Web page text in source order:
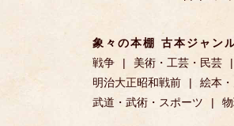
象々の本棚 古本ジャン
戦争
美術・工芸・民芸
明治大正昭和戦前
絵本
武道・武術・スポーツ